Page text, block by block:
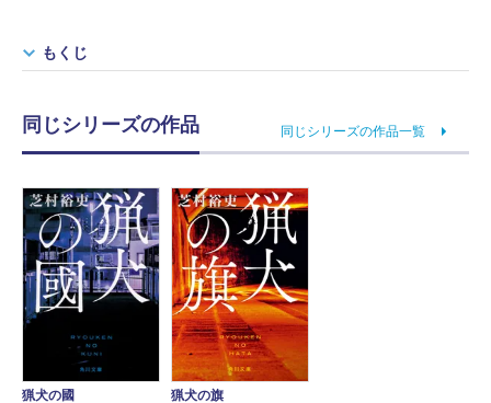
もくじ
同じシリーズの作品 同じシリーズの作品一覧
猟犬の國
猟犬の旗